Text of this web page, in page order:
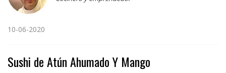
10-06-2020
Sushi de Atún Ahumado Y Mango